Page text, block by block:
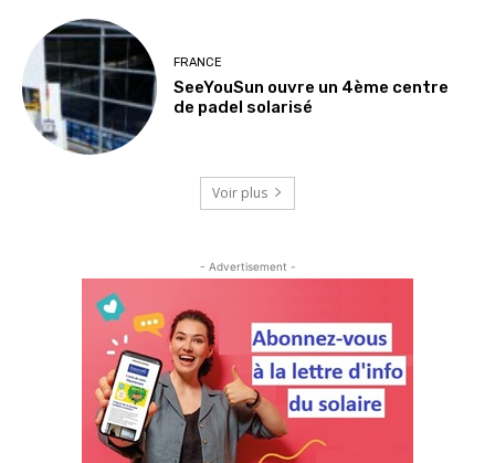
FRANCE
SeeYouSun ouvre un 4ème centre
de padel solarisé
Voir plus
- Advertisement -